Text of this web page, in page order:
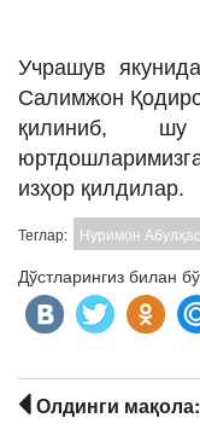
Учрашув
Салимжон
қилиниб,
изҳор қилдилар.
Теглар: Нуримон
Дўстларингиз билан
Олдинги мақола: